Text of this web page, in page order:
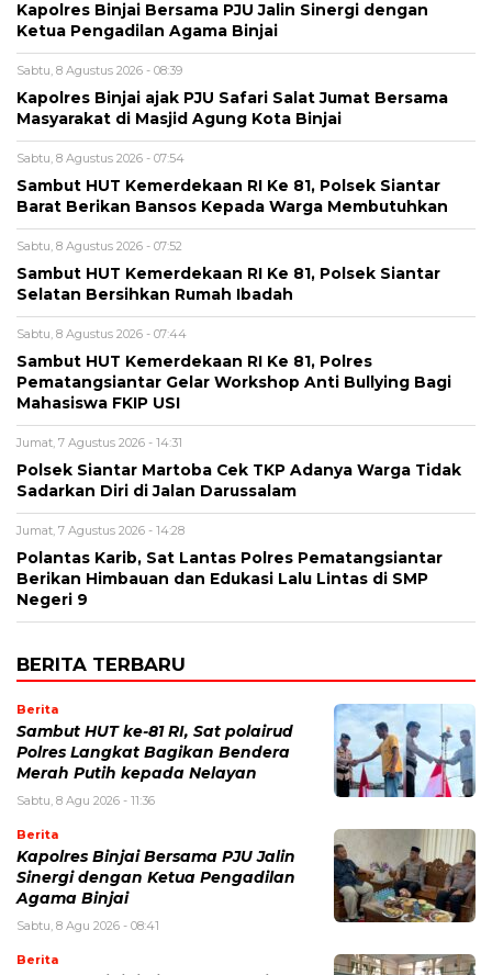
Kapolres Binjai Bersama PJU Jalin Sinergi dengan
Ketua Pengadilan Agama Binjai
Sabtu, 8 Agustus 2026 - 08:39
Kapolres Binjai ajak PJU Safari Salat Jumat Bersama
Masyarakat di Masjid Agung Kota Binjai
Sabtu, 8 Agustus 2026 - 07:54
Sambut HUT Kemerdekaan RI Ke 81, Polsek Siantar
Barat Berikan Bansos Kepada Warga Membutuhkan
Sabtu, 8 Agustus 2026 - 07:52
Sambut HUT Kemerdekaan RI Ke 81, Polsek Siantar
Selatan Bersihkan Rumah Ibadah
Sabtu, 8 Agustus 2026 - 07:44
Sambut HUT Kemerdekaan RI Ke 81, Polres
Pematangsiantar Gelar Workshop Anti Bullying Bagi
Mahasiswa FKIP USI
Jumat, 7 Agustus 2026 - 14:31
Polsek Siantar Martoba Cek TKP Adanya Warga Tidak
Sadarkan Diri di Jalan Darussalam
Jumat, 7 Agustus 2026 - 14:28
Polantas Karib, Sat Lantas Polres Pematangsiantar
Berikan Himbauan dan Edukasi Lalu Lintas di SMP
Negeri 9
BERITA TERBARU
Berita
Sambut HUT ke-81 RI, Sat polairud
Polres Langkat Bagikan Bendera
Merah Putih kepada Nelayan
Sabtu, 8 Agu 2026 - 11:36
Berita
Kapolres Binjai Bersama PJU Jalin
Sinergi dengan Ketua Pengadilan
Agama Binjai
Sabtu, 8 Agu 2026 - 08:41
Berita